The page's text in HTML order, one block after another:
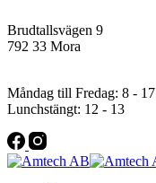
Brudtallsvägen 9
792 33 Mora
Måndag till Fredag: 8 - 17
Lunchstängt: 12 - 13